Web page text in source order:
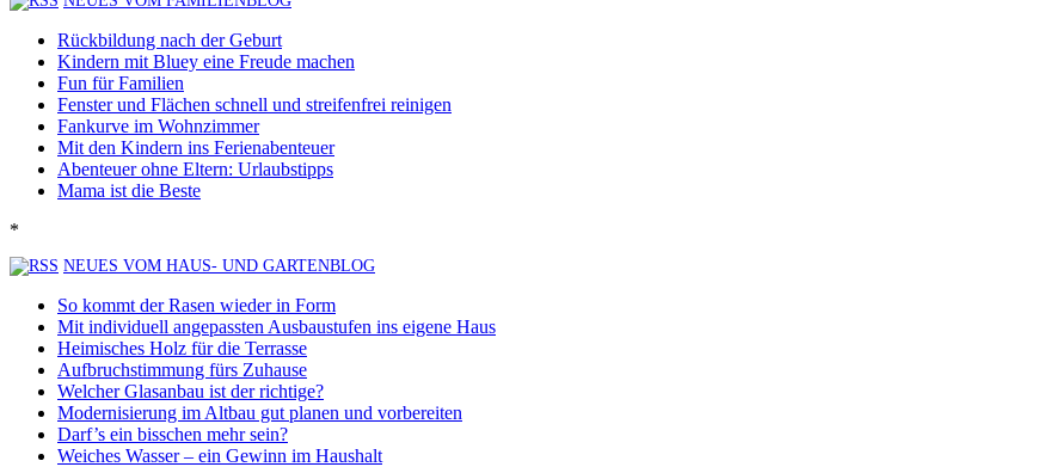
Rückbildung nach der Geburt
Kindern mit Bluey eine Freude machen
Fun für Familien
Fenster und Flächen schnell und streifenfrei reinigen
Fankurve im Wohnzimmer
Mit den Kindern ins Ferienabenteuer
Abenteuer ohne Eltern: Urlaubstipps
Mama ist die Beste
*
NEUES VOM HAUS- UND GARTENBLOG
So kommt der Rasen wieder in Form
Mit individuell angepassten Ausbaustufen ins eigene Haus
Heimisches Holz für die Terrasse
Aufbruchstimmung fürs Zuhause
Welcher Glasanbau ist der richtige?
Modernisierung im Altbau gut planen und vorbereiten
Darf’s ein bisschen mehr sein?
Weiches Wasser – ein Gewinn im Haushalt